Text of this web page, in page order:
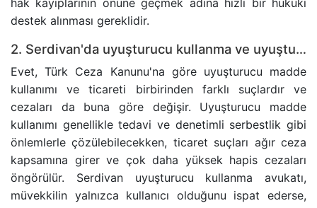
hak kayıplarının önüne geçmek adına hızlı bir hukuki
destek alınması gereklidir.
2. Serdivan'da uyuşturucu kullanma ve uyuşturucu ticareti suçları arasında fark var mıdır?
Evet, Türk Ceza Kanunu'na göre uyuşturucu madde
kullanımı ve ticareti birbirinden farklı suçlardır ve
cezaları da buna göre değişir. Uyuşturucu madde
kullanımı genellikle tedavi ve denetimli serbestlik gibi
önlemlerle çözülebilecekken, ticaret suçları ağır ceza
kapsamına girer ve çok daha yüksek hapis cezaları
öngörülür. Serdivan uyuşturucu kullanma avukatı,
müvekkilin yalnızca kullanıcı olduğunu ispat ederse,